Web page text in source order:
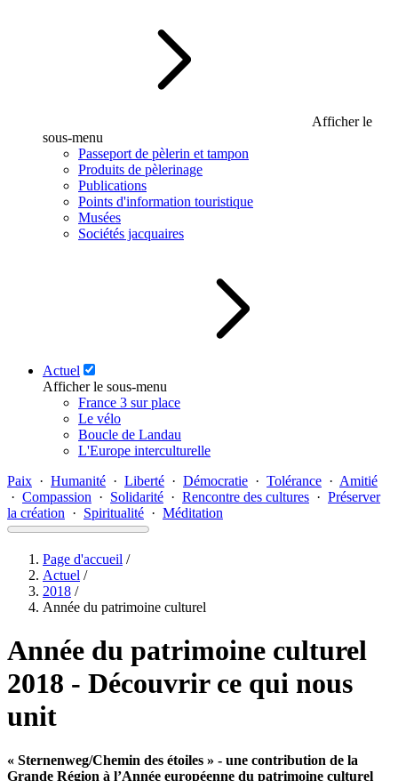
Afficher le
sous-menu
Passeport de pèlerin et tampon
Produits de pèlerinage
Publications
Points d'information touristique
Musées
Sociétés jacquaires
Actuel
Afficher le sous-menu
France 3 sur place
Le vélo
Boucle de Landau
L'Europe interculturelle
Paix · Humanité · Liberté · Démocratie · Tolérance · Amitié
· Compassion · Solidarité · Rencontre des cultures · Préserver
la création · Spiritualité · Méditation
Page d'accueil /
Actuel /
2018 /
Année du patrimoine culturel
Année du patrimoine culturel
2018 - Découvrir ce qui nous
unit
« Sternenweg/Chemin des étoiles » - une contribution de la
Grande Région à l’Année européenne du patrimoine culturel